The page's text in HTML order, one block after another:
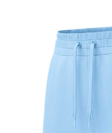
Genti si rucsacuri
Tricouri, pantaloni, bluze
Costume profesionale inot